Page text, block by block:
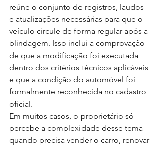
reúne o conjunto de registros, laudos
e atualizações necessárias para que o
veículo circule de forma regular após a
blindagem. Isso inclui a comprovação
de que a modificação foi executada
dentro dos critérios técnicos aplicáveis
e que a condição do automóvel foi
formalmente reconhecida no cadastro
oficial.
Em muitos casos, o proprietário só
percebe a complexidade desse tema
quando precisa vender o carro, renovar